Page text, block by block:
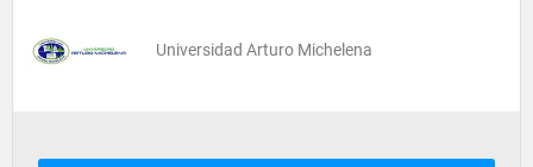
Universidad Arturo Michelena